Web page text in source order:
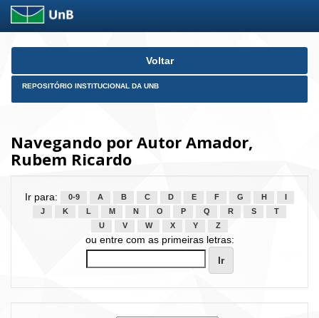
Skip
Voltar
REPOSITÓRIO INSTITUCIONAL DA UNB
Navegando por Autor Amador,
Rubem Ricardo
Ir para: 0-9 A B C D E F G H
J
K L M N O P Q R S
T
U
V W X Y Z
ou entre com as primeiras letras: